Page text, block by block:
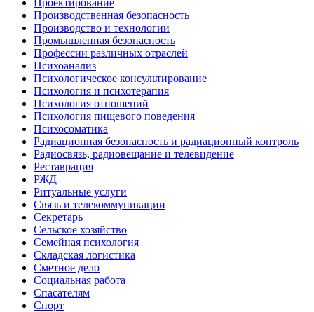
Проектирование
Производственная безопасность
Производство и технологии
Промышленная безопасность
Профессии различных отраслей
Психоанализ
Психологическое консультирование
Психология и психотерапия
Психология отношений
Психология пищевого поведения
Психосоматика
Радиационная безопасность и радиационный контроль
Радиосвязь, радиовещание и телевидение
Реставрация
РЖД
Ритуальные услуги
Связь и телекоммуникации
Секретарь
Сельское хозяйство
Семейная психология
Складская логистика
Сметное дело
Социальная работа
Спасателям
Спорт